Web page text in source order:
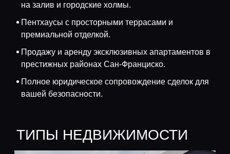
на залив и городские холмы.
Пентхаусы с просторными террасами и
премиальной отделкой.
Продажу и аренду эксклюзивных апартаментов в
престижных районах Сан-Франциско.
Полное юридическое сопровождение сделок для
вашей безопасности.
ТИПЫ НЕДВИЖИМОСТИ